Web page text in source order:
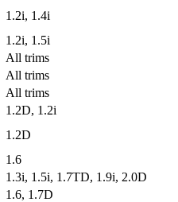
1.2i, 1.4i
1.2i, 1.5i
All trims
All trims
All trims
1.2D, 1.2i
1.2D
1.6
1.3i, 1.5i, 1.7TD, 1.9i, 2.0D
1.6, 1.7D